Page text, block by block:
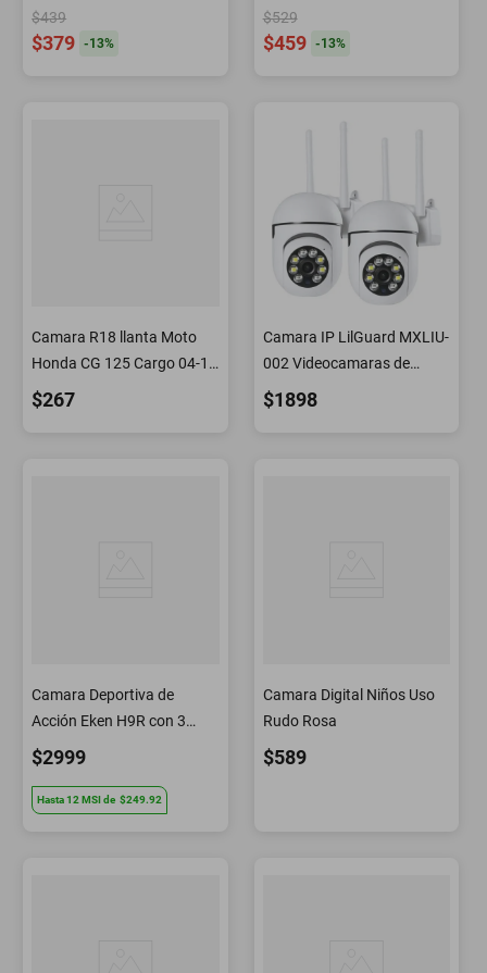
Francesa 33mm WTB
$439
$379 -13%
Francesa 48mm WTB
$529
$459 -13%
Camara R18 llanta Moto
Honda CG 125 Cargo 04-17
GL150 Cargo 13-19 Italika
$267
Camara IP LilGuard MXLIU-
002 Videocamaras de
Seguridad
$1898
Camara Deportiva de
Acción Eken H9R con 3
Baterías
$2999
Hasta12 MSIde $249.92
Camara Digital Niños Uso
Rudo Rosa
$589